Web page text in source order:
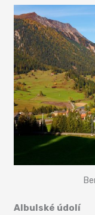
Albulské údolí